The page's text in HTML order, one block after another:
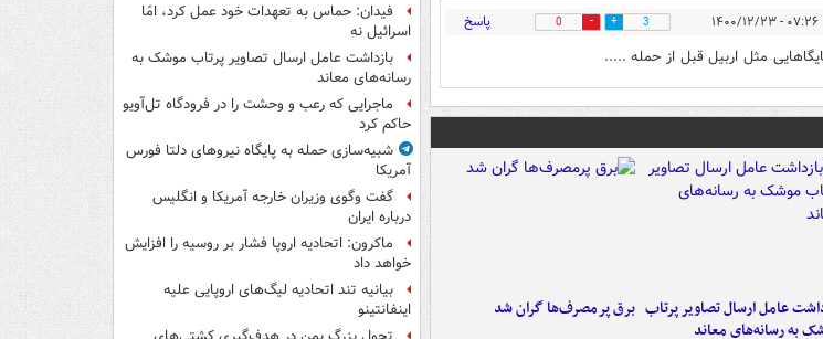
۰۷:۲۶ - ۱۴۰۰/۱۲/۲۳ 3
0 پاسخ
مثل اربیل قبل از حمله .....
عامل ارسال تصاویر پرتاب
به رسانه‌های معاند
برق پرمصرف‌ها گران شد
فیدان: حماس به تعهدات خود عمل کرد، امّا
اسرائیل نه
بازداشت عامل ارسال تصاویر پرتاب موشک به
رسانه‌های معاند
ماجرایی که رعب و وحشت را در فرودگاه تل‌آویو
حاکم کرد
شبیه‌سازی حمله به پایگاه نیروهای دلتا فورس
آمریکا
گفت وگوی وزیران خارجه آمریکا و انگلیس
درباره ایران
ماکرون: اتحادیه اروپا فشار بر روسیه را افزایش
خواهد داد
بیانیه تند اتحادیه لیگ‌های اروپایی علیه
اینفانتینو